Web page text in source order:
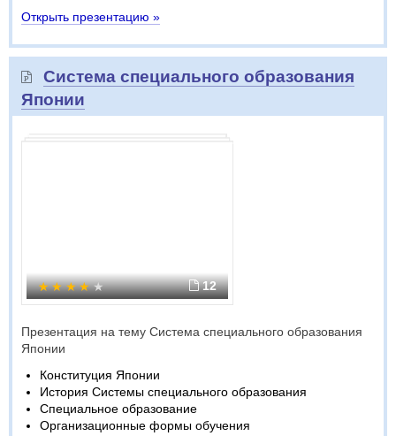
Открыть презентацию »
Система специального образования
Японии
12
Презентация на тему Система специального образования
Японии
Конституция Японии
История Системы специального образования
Специальное образование
Организационные формы обучения